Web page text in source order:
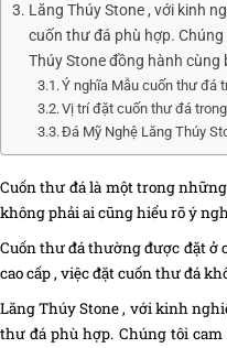
Lăng Thúy Stone , với kinh
cuốn thư đá phù hợp.
Thúy Stone đồng hành
Ý nghĩa Mẫu cuốn thư đá
Vị trí đặt cuốn thư đá
Đá Mỹ Nghệ Lăng Thúy
Cuốn thư đá là một trong
không phải ai cũng hiểu rõ ý
Cuốn thư đá thường được đặt ở
cao cấp , việc đặt cuốn thư đá
Lăng Thúy Stone, với kinh
thư đá phù hợp. Chúng tôi